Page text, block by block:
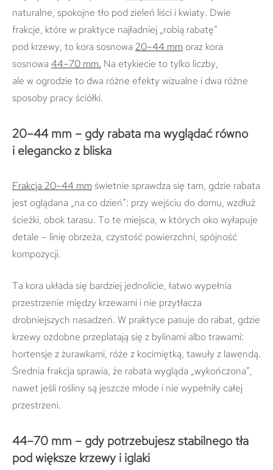
naturalne, spokojne tło pod zieleń liści i kwiaty. Dwie
frakcje, które w praktyce najładniej „robią rabatę”
pod krzewy, to kora sosnowa 20–44 mm oraz kora
sosnowa 44–70 mm. Na etykiecie to tylko liczby,
ale w ogrodzie to dwa różne efekty wizualne i dwa różne
sposoby pracy ściółki.
20–44 mm – gdy rabata ma wyglądać równo
i elegancko z bliska
Frakcja 20–44 mm świetnie sprawdza się tam, gdzie rabata
jest oglądana „na co dzień”: przy wejściu do domu, wzdłuż
ścieżki, obok tarasu. To te miejsca, w których oko wyłapuje
detale – linię obrzeża, czystość powierzchni, spójność
kompozycji.
Ta kora układa się bardziej jednolicie, łatwo wypełnia
przestrzenie między krzewami i nie przytłacza
drobniejszych nasadzeń. W praktyce pasuje do rabat, gdzie
krzewy ozdobne przeplatają się z bylinami albo trawami:
hortensje z żurawkami, róże z kocimiętką, tawuły z lawendą.
Średnia frakcja sprawia, że rabata wygląda „wykończona”,
nawet jeśli rośliny są jeszcze młode i nie wypełniły całej
przestrzeni.
44–70 mm – gdy potrzebujesz stabilnego tła
pod większe krzewy i iglaki